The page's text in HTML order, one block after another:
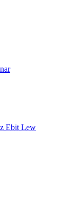
Ebit Lew